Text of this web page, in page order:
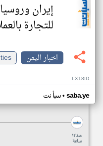
إيران
للتجارة
اخبار اليمن
LX18ID
سبأ نت• saba.ye
منذ ١٢
ساعة